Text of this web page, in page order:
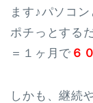
ます♪パソコ
ポチっとする
＝１ヶ月で ６
しかも、継続